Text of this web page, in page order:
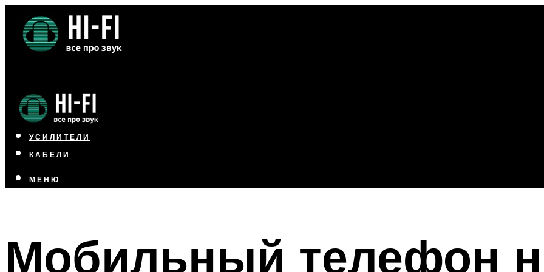
НАУШНИКИ
АКУСТИКА
УСИЛИТЕЛИ
КАБЕЛИ
МЕНЮ
Мобильный телефон